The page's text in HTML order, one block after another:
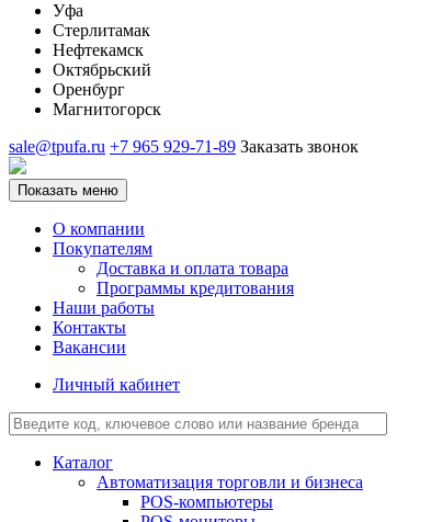
Уфа
Стерлитамак
Нефтекамск
Октябрьский
Оренбург
Магнитогорск
sale@tpufa.ru +7 965 929-71-89 Заказать звонок
Показать меню
О компании
Покупателям
Доставка и оплата товара
Программы кредитования
Наши работы
Контакты
Вакансии
Личный кабинет
Каталог
Автоматизация торговли и бизнеса
POS-компьютеры